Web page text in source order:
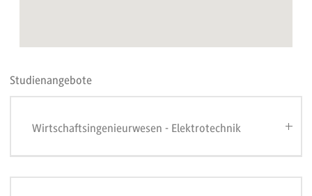
Studienangebote
Wirtschaftsingenieurwesen - Elektrotechnik